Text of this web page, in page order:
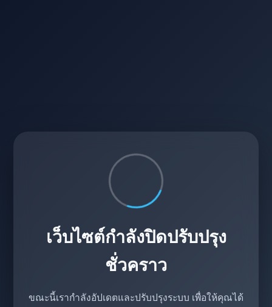
เว็บไซต์กำลังปิดปรับปรุง
ชั่วคราว
ขณะนี้เรากำลังอัปเดตและปรับปรุงระบบ เพื่อให้คุณได้